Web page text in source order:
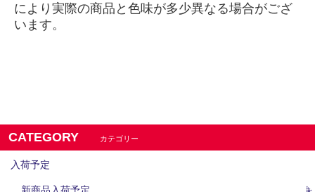
により実際の商品と色味が多少異なる場合がござ
います。
CATEGORY カテゴリー
入荷予定